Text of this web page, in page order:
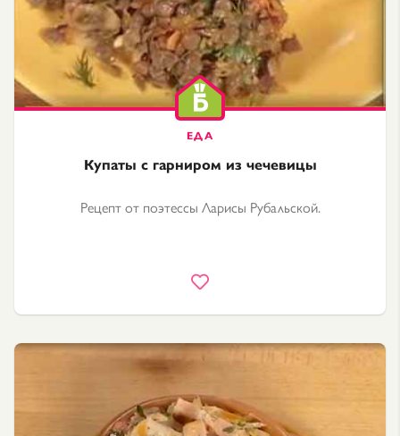
Купаты с гарниром из чечевицы
Рецепт от поэтессы Ларисы Рубальской.